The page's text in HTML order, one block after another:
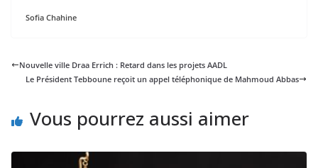
Sofia Chahine
Nouvelle ville Draa Errich : Retard dans les projets AADL
Le Président Tebboune reçoit un appel téléphonique de Mahmoud Abbas
Vous pourrez aussi aimer